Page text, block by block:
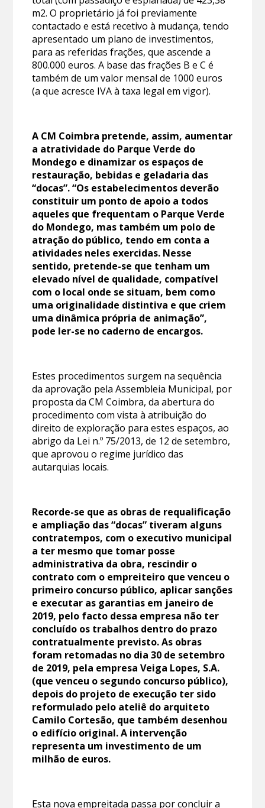
m2. O proprietário já foi previamente
contactado e está recetivo à mudança, tendo
apresentado um plano de investimentos,
para as referidas frações, que ascende a
800.000 euros. A base das frações B e C é
também de um valor mensal de 1000 euros
(a que acresce IVA à taxa legal em vigor).
A CM Coimbra pretende, assim, aumentar
a atratividade do Parque Verde do
Mondego e dinamizar os espaços de
restauração, bebidas e geladaria das
“docas”. “Os estabelecimentos deverão
constituir um ponto de apoio a todos
aqueles que frequentam o Parque Verde
do Mondego, mas também um polo de
atração do público, tendo em conta a
atividades neles exercidas. Nesse
sentido, pretende-se que tenham um
elevado nível de qualidade, compatível
com o local onde se situam, bem como
uma originalidade distintiva e que criem
uma dinâmica própria de animação”,
pode ler-se no caderno de encargos.
Estes procedimentos surgem na sequência
da aprovação pela Assembleia Municipal, por
proposta da CM Coimbra, da abertura do
procedimento com vista à atribuição do
direito de exploração para estes espaços, ao
abrigo da Lei n.º 75/2013, de 12 de setembro,
que aprovou o regime jurídico das
autarquias locais.
Recorde-se que as obras de requalificação
e ampliação das “docas” tiveram alguns
contratempos, com o executivo municipal
a ter mesmo que tomar posse
administrativa da obra, rescindir o
contrato com o empreiteiro que venceu o
primeiro concurso público, aplicar sanções
e executar as garantias em janeiro de
2019, pelo facto dessa empresa não ter
concluído os trabalhos dentro do prazo
contratualmente previsto. As obras
foram retomadas no dia 30 de setembro
de 2019, pela empresa Veiga Lopes, S.A.
(que venceu o segundo concurso público),
depois do projeto de execução ter sido
reformulado pelo ateliê do arquiteto
Camilo Cortesão, que também desenhou
o edifício original. A intervenção
representa um investimento de um
milhão de euros.
Esta nova empreitada passa por concluir a